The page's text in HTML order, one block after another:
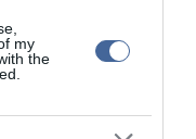
my
the
- Szexi fotók a
az új esküvő előtt! -